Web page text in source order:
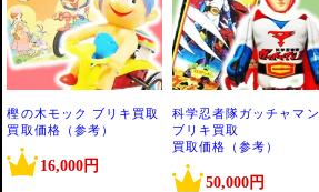
樫の木モック ブリキ買取
買取価格（参考）
16,000円
科学忍者隊ガッチャマン
ブリキ買取
買取価格（参考）
50,000円